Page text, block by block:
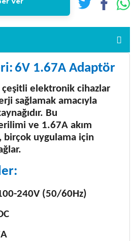
6V 1.67A Adaptör
çeşitli elektronik cihazlar
sağlamak amacıyla
Bu
ve 1.67A akım
birçok uygulama için
240V (50/60Hz)